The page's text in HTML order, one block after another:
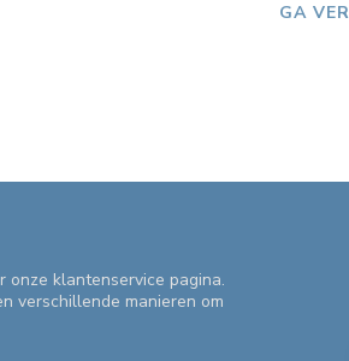
GA
klantenservice pagina.
verschillende manieren om